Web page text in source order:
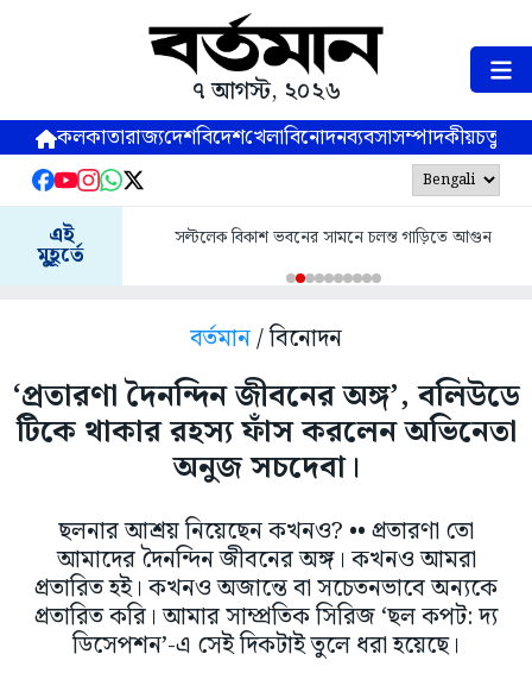
৭ আগস্ট, ২০২৬
কলকাতারাজ্যদেশবিদেশখেলাবিনোদনব্যবসাসম্পাদকীয়
এই
মুহূর্তে
সল্টলেক বিকাশ ভবনের সামনে চলন্ত গাড়িতে আগুন
বর্তমান/ বিনোদন
‘প্রতারণা দৈনন্দিন জীবনের অঙ্গ’, বলিউডে
টিকে থাকার রহস্য ফাঁস করলেন অভিনেতা
অনুজ সচদেবা।
ছলনার আশ্রয় নিয়েছেন কখনও? •• প্রতারণা তো
আমাদের দৈনন্দিন জীবনের অঙ্গ। কখনও আমরা
প্রতারিত হই। কখনও অজান্তে বা সচেতনভাবে অন্যকে
প্রতারিত করি। আমার সাম্প্রতিক সিরিজ ‘ছল কপট: দ্য
ডিসেপশন’-এ সেই দিকটাই তুলে ধরা হয়েছে।